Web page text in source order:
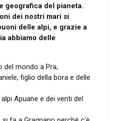
geografica del pianeta.
dei nostri mari si
delle alpi, e grazie a
abbiamo delle
del mondo a Pra;
figlio della bora e delle
Apuane e dei venti del